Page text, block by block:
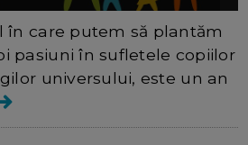
în care putem să plantăm
pasiuni în sufletele copiilor
universului, este un an